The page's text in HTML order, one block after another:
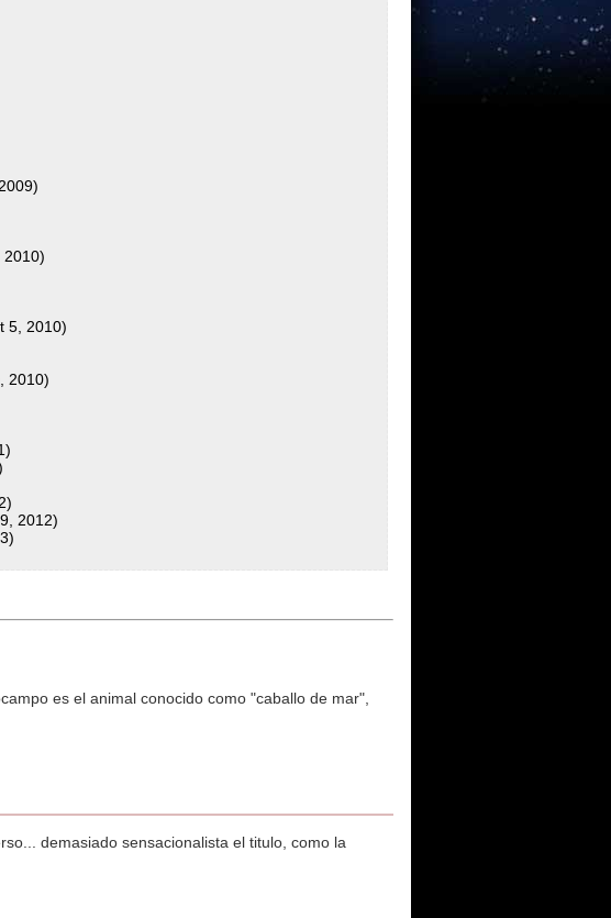
2010)
5, 2010)
2010)
2012)
es el animal conocido como "caballo de mar",
demasiado sensacionalista el titulo, como la